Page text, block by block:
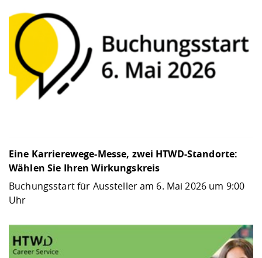
Eine Karrierewege-Messe, zwei HTWD-Standorte:
Wählen Sie Ihren Wirkungskreis
Buchungsstart für Aussteller am 6. Mai 2026 um 9:00
Uhr